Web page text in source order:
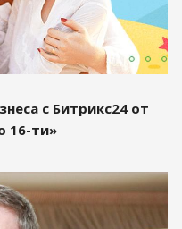
с Битрикс24 от
16-ти»